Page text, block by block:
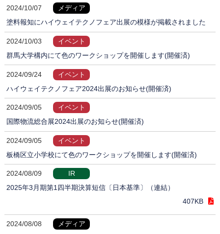
2024/10/07
メディア
塗料報知にハイウェイテクノフェア出展の模様が掲載されました
2024/10/03
イベント
群馬大学構内にて色のワークショップを開催します(開催済)
2024/09/24
イベント
ハイウェイテクノフェア2024出展のお知らせ(開催済)
2024/09/05
イベント
国際物流総合展2024出展のお知らせ(開催済)
2024/09/05
イベント
板橋区立小学校にて色のワークショップを開催します(開催済)
2024/08/09
IR
2025年3月期第1四半期決算短信〔日本基準〕（連結）
407KB
2024/08/08
メディア